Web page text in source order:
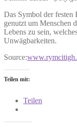
Das Symbol der festen
genutzt um Menschen
Lebens zu sein,
Unwägbarkeiten.
Source:
Teilen mit:
Teilen